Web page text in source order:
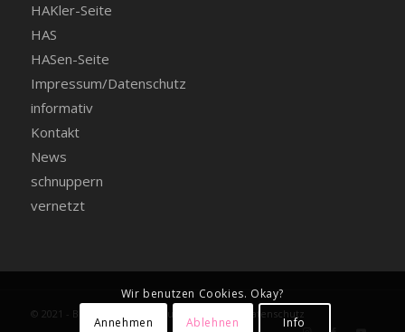
HAKler-Seite
HAS
HASen-Seite
Impressum/Datenschutz
informativ
Kontakt
News
schnuppern
vernetzt
© 2021 - BHAK BHAS Lustenau - Impressum+Datenschutz
Wir benutzen Cookies. Okay?
Annehmen
Ablehnen Info